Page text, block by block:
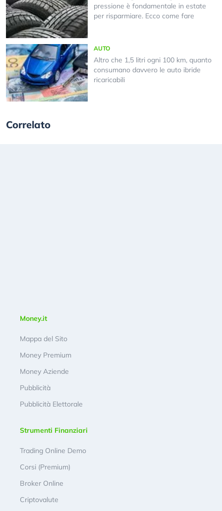
pressione è fondamentale in estate
per risparmiare. Ecco come fare
AUTO
Altro che 1,5 litri ogni 100 km, quanto
consumano davvero le auto ibride
ricaricabili
Correlato
Money.it
Mappa del Sito
Money Premium
Money Aziende
Pubblicità
Pubblicità Elettorale
Strumenti Finanziari
Trading Online Demo
Corsi (Premium)
Broker Online
Criptovalute